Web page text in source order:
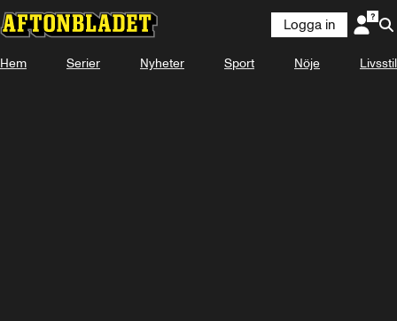
Logga in
Hem Serier Nyheter Sport Nöje Livsstil